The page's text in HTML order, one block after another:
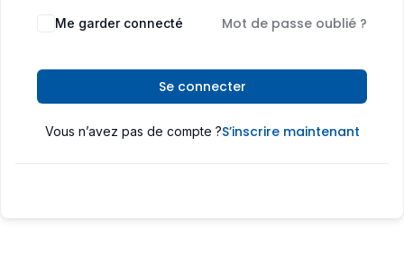
Me garder connecté Mot de passe oublié ?
Se connecter
Vous n’avez pas de compte ?S’inscrire maintenant